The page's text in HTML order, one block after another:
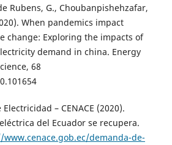
Rubens, G., Choubanpishehzafar,
When pandemics impact
change: Exploring the impacts of
demand in china. Energy
68
– CENACE (2020).
del Ecuador se recupera.
demanda-de-